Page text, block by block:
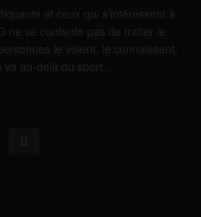
et ceux qui s’intéressent à
ne se contente pas de traiter le
le voient, le connaissent,
va au-delà du sport…